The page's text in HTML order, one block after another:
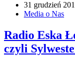
31 grudzień
Media o Nas
Radio Eska
czyli